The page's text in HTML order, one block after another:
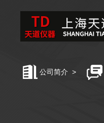
公司简介 >